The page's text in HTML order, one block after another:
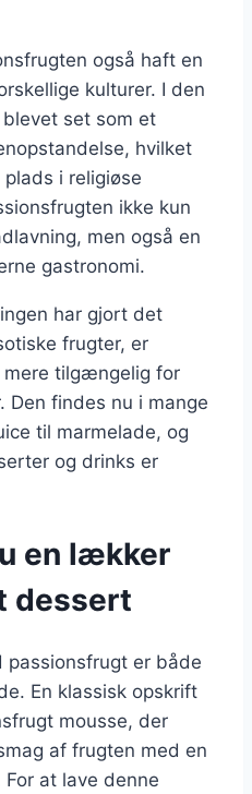
også haft en
kulturer. I den
set som et
hvilket
i religiøse
ikke kun
men også en
gastronomi.
har gjort det
frugter, er
mere tilgængelig for
Den findes nu i mange
til marmelade, og
og drinks er
en lækker
dessert
passionsfrugt er både
En klassisk opskrift
mousse, der
af frugten med en
at lave denne